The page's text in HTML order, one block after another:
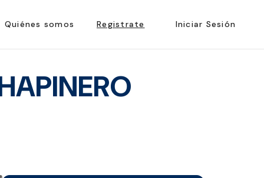
Quiénes somos Registrate Iniciar Sesión